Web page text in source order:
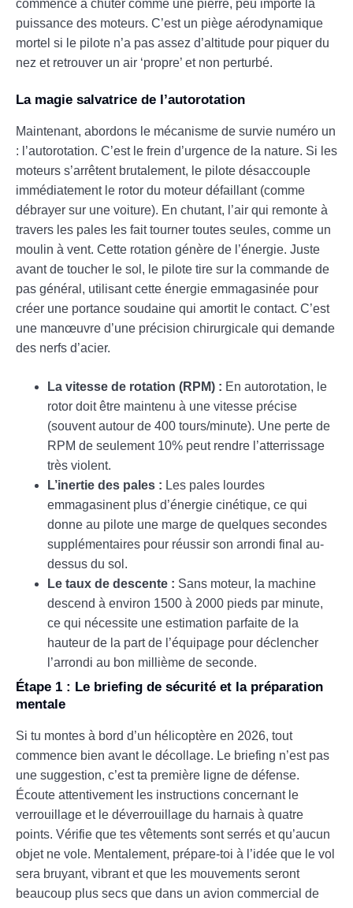
commence à chuter comme une pierre, peu importe la
puissance des moteurs. C’est un piège aérodynamique
mortel si le pilote n’a pas assez d’altitude pour piquer du
nez et retrouver un air ‘propre’ et non perturbé.
La magie salvatrice de l’autorotation
Maintenant, abordons le mécanisme de survie numéro un
: l’autorotation. C’est le frein d’urgence de la nature. Si les
moteurs s’arrêtent brutalement, le pilote désaccouple
immédiatement le rotor du moteur défaillant (comme
débrayer sur une voiture). En chutant, l’air qui remonte à
travers les pales les fait tourner toutes seules, comme un
moulin à vent. Cette rotation génère de l’énergie. Juste
avant de toucher le sol, le pilote tire sur la commande de
pas général, utilisant cette énergie emmagasinée pour
créer une portance soudaine qui amortit le contact. C’est
une manœuvre d’une précision chirurgicale qui demande
des nerfs d’acier.
La vitesse de rotation (RPM) : En autorotation, le
rotor doit être maintenu à une vitesse précise
(souvent autour de 400 tours/minute). Une perte de
RPM de seulement 10% peut rendre l’atterrissage
très violent.
L’inertie des pales : Les pales lourdes
emmagasinent plus d’énergie cinétique, ce qui
donne au pilote une marge de quelques secondes
supplémentaires pour réussir son arrondi final au-
dessus du sol.
Le taux de descente : Sans moteur, la machine
descend à environ 1500 à 2000 pieds par minute,
ce qui nécessite une estimation parfaite de la
hauteur de la part de l’équipage pour déclencher
l’arrondi au bon millième de seconde.
Étape 1 : Le briefing de sécurité et la préparation
mentale
Si tu montes à bord d’un hélicoptère en 2026, tout
commence bien avant le décollage. Le briefing n’est pas
une suggestion, c’est ta première ligne de défense.
Écoute attentivement les instructions concernant le
verrouillage et le déverrouillage du harnais à quatre
points. Vérifie que tes vêtements sont serrés et qu’aucun
objet ne vole. Mentalement, prépare-toi à l’idée que le vol
sera bruyant, vibrant et que les mouvements seront
beaucoup plus secs que dans un avion commercial de